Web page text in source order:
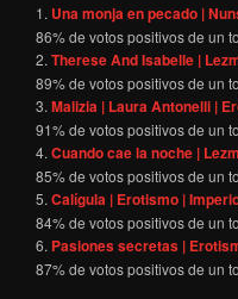
Una monja en pecado |
86% de votos positivos de un
Therese And Isabelle |
89% de votos positivos de un
Malizia | Laura Antonelli |
91% de votos positivos de un
Cuando cae la noche |
85% de votos positivos de un
Calígula | Erotismo |
84% de votos positivos de un
Pasiones secretas |
87% de votos positivos de un